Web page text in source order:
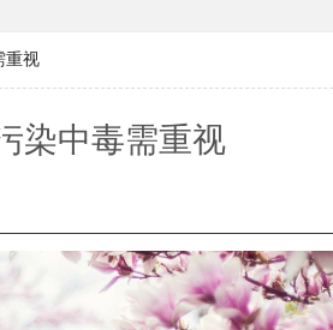
重视
染中毒需重视